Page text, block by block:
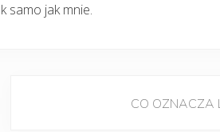
samo jak mnie.
CO OZNACZA